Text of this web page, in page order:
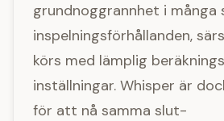
grundnoggrannhet i många
inspelningsförhållanden,
körs med lämplig
inställningar. Whisper är
för att nå samma slut-